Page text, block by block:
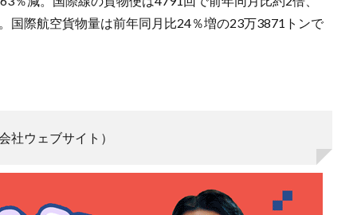
国際航空貨物量は前年同月比24％増の23万3871トンで
社ウェブサイト）